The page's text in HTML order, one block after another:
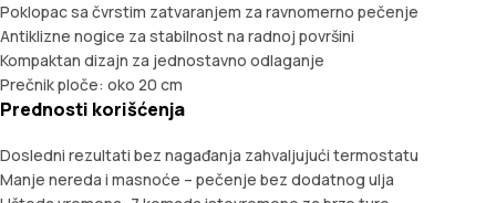
Poklopac sa čvrstim zatvaranjem za ravnomerno pečenje
Antiklizne nogice za stabilnost na radnoj površini
Kompaktan dizajn za jednostavno odlaganje
Prečnik ploče: oko 20 cm
Prednosti korišćenja
Dosledni rezultati bez nagađanja zahvaljujući termostatu
Manje nereda i masnoće – pečenje bez dodatnog ulja